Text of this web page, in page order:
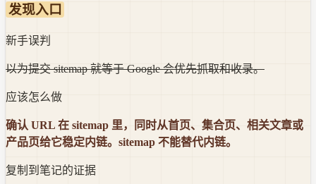
发现入口
新手误判
以为提交 sitemap 就等于 Google 会优先抓取和收录。
应该怎么做
确认 URL 在 sitemap 里，同时从首页、集合页、相关文章或
产品页给它稳定内链。sitemap 不能替代内链。
复制到笔记的证据